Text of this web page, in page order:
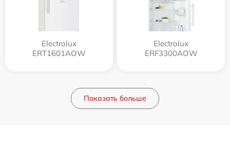
Electrolux
ERT1601AOW
Electrolux
ERF3300AOW
Показать больше